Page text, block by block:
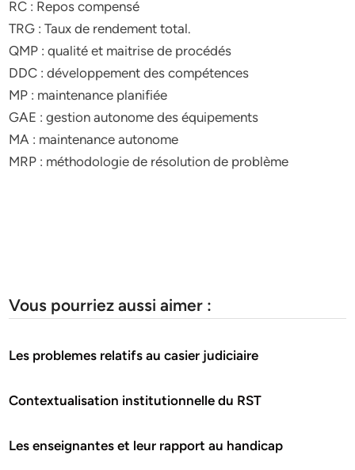
RC : Repos compensé
TRG : Taux de rendement total.
QMP : qualité et maitrise de procédés
DDC : développement des compétences
MP : maintenance planifiée
GAE : gestion autonome des équipements
MA : maintenance autonome
MRP : méthodologie de résolution de problème
Vous pourriez aussi aimer :
Les problemes relatifs au casier judiciaire
Contextualisation institutionnelle du RST
Les enseignantes et leur rapport au handicap